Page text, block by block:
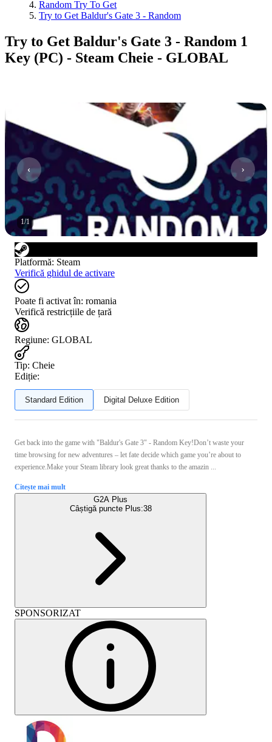
Random Try To Get
Try to Get Baldur's Gate 3 - Random
Try to Get Baldur's Gate 3 - Random 1
Key (PC) - Steam Cheie - GLOBAL
1/1
Platformă: Steam
Verifică ghidul de activare
Poate fi activat în: romania
Verifică restricțiile de țară
Regiune: GLOBAL
Tip: Cheie
Ediție:
Standard Edition Digital Deluxe Edition
Get back into the game with "Baldur's Gate 3" - Random Key!Don’t waste your
time browsing for new adventures – let fate decide which game you’re about to
experience.Make your Steam library look great thanks to the amazin ...
Citește mai mult
G2A Plus
Câștigă puncte Plus:38
SPONSORIZAT